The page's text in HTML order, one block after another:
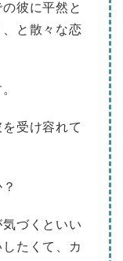
彼に平然と
と散々な恋
受け容れて
づくといい
たくて、カ